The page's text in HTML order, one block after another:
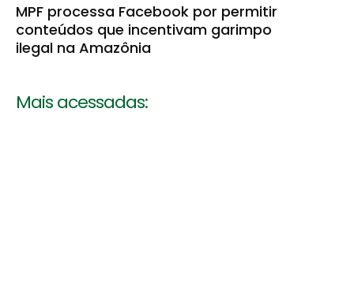
MPF processa Facebook por permitir
conteúdos que incentivam garimpo
ilegal na Amazônia
Mais acessadas: